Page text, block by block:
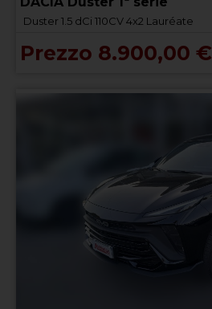
Duster 1.5 dCi 110CV 4x2 Lauréate
Prezzo 8.900,00 €